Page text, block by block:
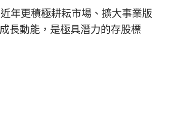
年更積極耕耘市場、擴大事業版
長動能，是極具潛力的存股標